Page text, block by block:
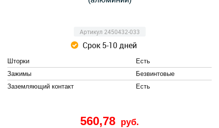
Артикул 2450432-033
Срок 5-10 дней
Шторки
Есть
Зажимы
Безвинтовые
Заземляющий контакт
Есть
560,78 руб.